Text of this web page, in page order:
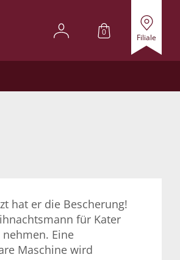
0
Filiale
hat er die Bescherung!
für Kater
Eine
Maschine wird